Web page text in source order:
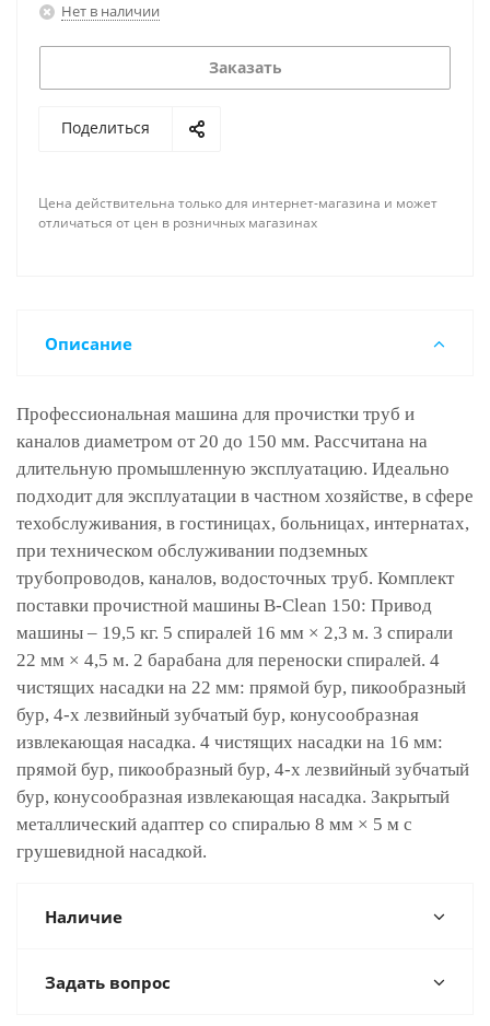
Нет в наличии
Заказать
Поделиться
Цена действительна только для интернет-магазина и может
отличаться от цен в розничных магазинах
Описание
Профессиональная машина для прочистки труб и
каналов диаметром от 20 до 150 мм. Рассчитана на
длительную промышленную эксплуатацию. Идеально
подходит для эксплуатации в частном хозяйстве, в сфере
техобслуживания, в гостиницах, больницах, интернатах,
при техническом обслуживании подземных
трубопроводов, каналов, водосточных труб. Комплект
поставки прочистной машины B-Clean 150: Привод
машины – 19,5 кг. 5 спиралей 16 мм × 2,3 м. 3 спирали
22 мм × 4,5 м. 2 барабана для переноски спиралей. 4
чистящих насадки на 22 мм: прямой бур, пикообразный
бур, 4-х лезвийный зубчатый бур, конусообразная
извлекающая насадка. 4 чистящих насадки на 16 мм:
прямой бур, пикообразный бур, 4-х лезвийный зубчатый
бур, конусообразная извлекающая насадка. Закрытый
металлический адаптер со спиралью 8 мм × 5 м с
грушевидной насадкой.
Наличие
Задать вопрос